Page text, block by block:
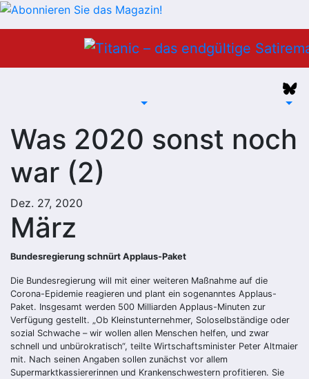
Was 2020 sonst noch
war (2)
Dez. 27, 2020
März
Bundesregierung schnürt Applaus-Paket
Die Bundesregierung will mit einer weiteren Maßnahme auf die
Corona-Epidemie reagieren und plant ein sogenanntes Applaus-
Paket. Insgesamt werden 500 Milliarden Applaus-Minuten zur
Verfügung gestellt. „Ob Kleinstunternehmer, Soloselbständige oder
sozial Schwache – wir wollen allen Menschen helfen, und zwar
schnell und unbürokratisch“, teilte Wirtschaftsminister Peter Altmaier
mit. Nach seinen Angaben sollen zunächst vor allem
Supermarktkassiererinnen und Krankenschwestern profitieren. Sie